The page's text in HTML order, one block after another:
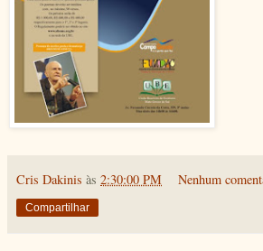
Cris Dakinis às 2:30:00 PM Nenhum
Compartilhar